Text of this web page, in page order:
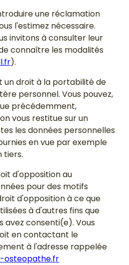
une réclamation
l'estimez nécessaire.
invitons à consulter leur
connaître les modalités
).
un droit à la portabilité de
personnel. Vous pouvez,
précédemment,
vous restitue sur un
les données personnelles
en vue par exemple
tiers.
d'opposition au
pour des motifs
d'opposition à ce que
à d'autres fins que
avez consenti(e). Vous
en contactant le
à l'adresse rappelée
osteopathe.fr